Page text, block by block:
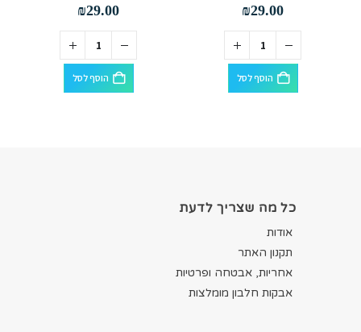
₪29.00
הוסף לסל
₪29.00
הוסף לסל
כל מה שצריך לדעת
אודות
תקנון האתר
אחריות, אבטחה ופרטיות
אבקות חלבון מומלצות